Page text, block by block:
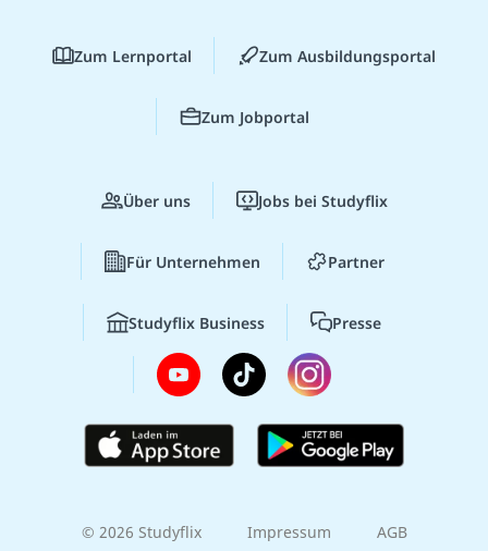
Zum Lernportal Zum Ausbildungsportal
Zum Jobportal
Über uns Jobs bei Studyflix
Für Unternehmen Partner
Studyflix Business Presse
© 2026 Studyflix Impressum AGB